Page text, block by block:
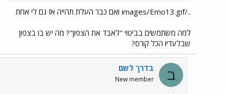
../images/Emo13.gif ואם כבר העלת תהייה אז גם לי אחת
למה משתמשים בביטוי "לאבד את הצפון"? מה יש בו בצפון
שבלעדיו הכל קורס?
ב בדרך לשם
New member